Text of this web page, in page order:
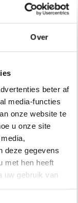
Over
beter af
media-functies
onze website te
u onze site
deze gegevens
met hen heeft
uw gebruik van